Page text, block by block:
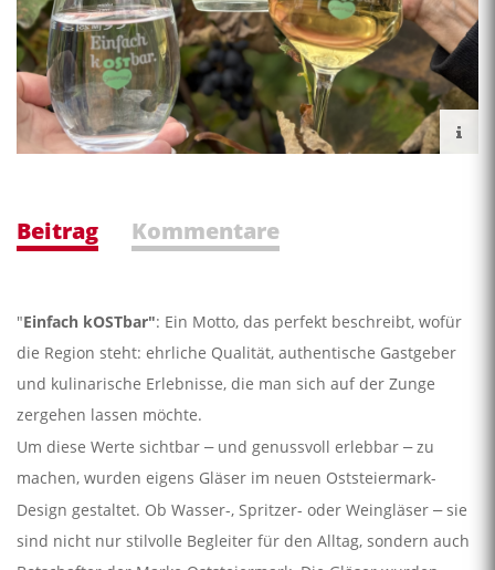
Beitrag Kommentare
"Einfach kOSTbar": Ein Motto, das perfekt beschreibt, wofür
die Region steht: ehrliche Qualität, authentische Gastgeber
und kulinarische Erlebnisse, die man sich auf der Zunge
zergehen lassen möchte.
Um diese Werte sichtbar –und genussvoll erlebbar –zu
machen, wurden eigens Gläser im neuen Oststeiermark-
Design gestaltet. Ob Wasser-, Spritzer- oder Weingläser –sie
sind nicht nur stilvolle Begleiter für den Alltag, sondern auch